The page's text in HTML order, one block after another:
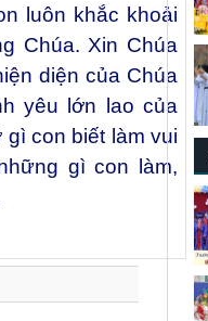
luôn khắc khoải
Chúa. Xin Chúa
diện của Chúa
yêu lớn lao của
con biết làm vui
gì con làm,